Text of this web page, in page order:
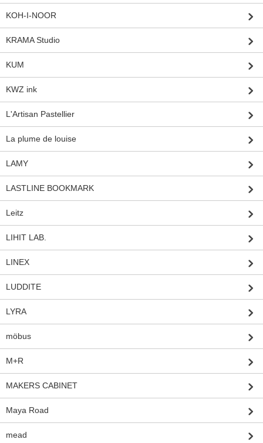
KOH-I-NOOR
KRAMA Studio
KUM
KWZ ink
L'Artisan Pastellier
La plume de louise
LAMY
LASTLINE BOOKMARK
Leitz
LIHIT LAB.
LINEX
LUDDITE
LYRA
möbus
M+R
MAKERS CABINET
Maya Road
mead